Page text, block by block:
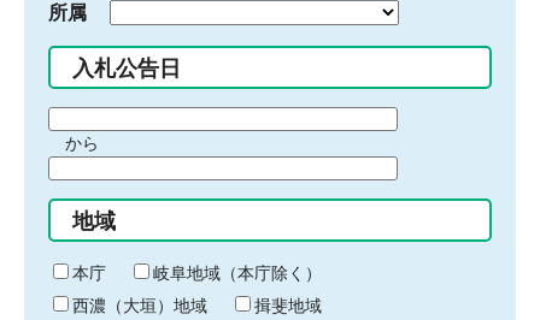
所属
入札公告日
間
始
り
から
間
終
わ
り
地域
本庁
岐阜地域（本庁除く）
西濃（大垣）地域
揖斐地域